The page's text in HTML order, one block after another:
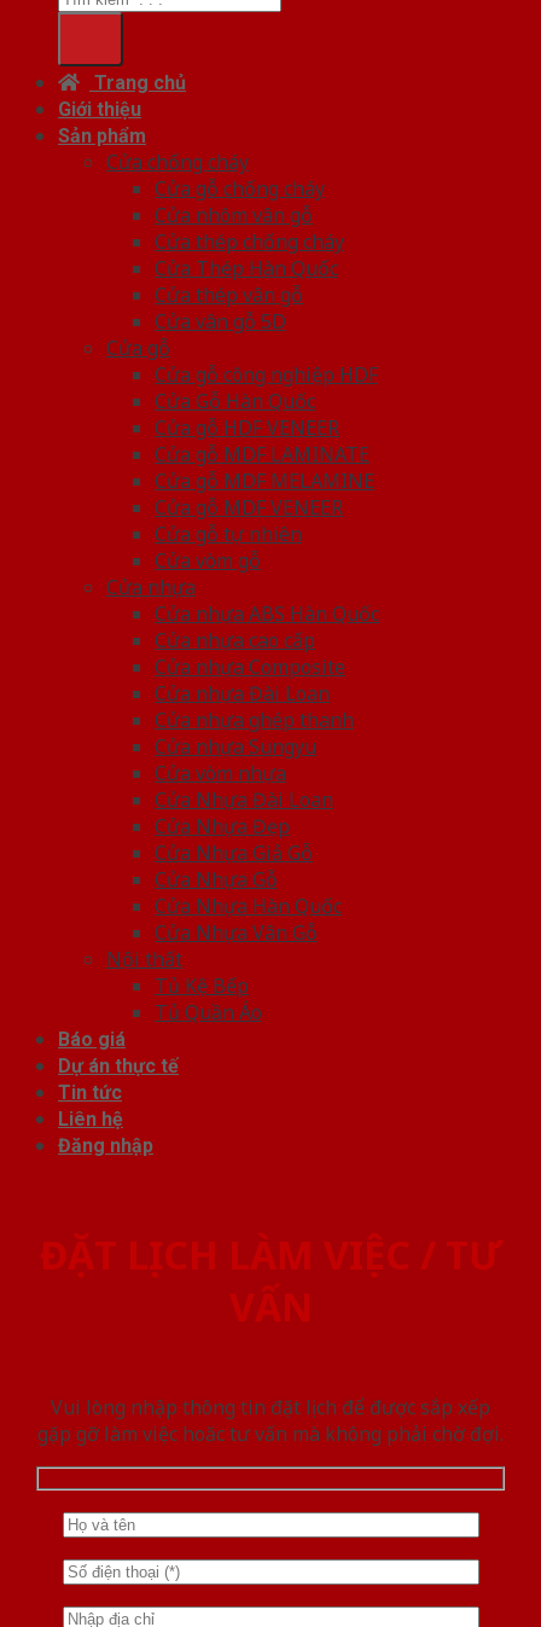
Trang chủ
Giới thiệu
Sản phẩm
Cửa chống cháy
Cửa gỗ chống cháy
Cửa nhôm vân gỗ
Cửa thép chống cháy
Cửa Thép Hàn Quốc
Cửa thép vân gỗ
Cửa vân gỗ 5D
Cửa gỗ
Cửa gỗ công nghiệp HDF
Cửa Gỗ Hàn Quốc
Cửa gỗ HDF VENEER
Cửa gỗ MDF LAMINATE
Cửa gỗ MDF MELAMINE
Cửa gỗ MDF VENEER
Cửa gỗ tự nhiên
Cửa vòm gỗ
Cửa nhựa
Cửa nhựa ABS Hàn Quốc
Cửa nhựa cao cấp
Cửa nhựa Composite
Cửa nhựa Đài Loan
Cửa nhựa ghép thanh
Cửa nhựa Sungyu
Cửa vòm nhựa
Cửa Nhựa Đài Loan
Cửa Nhựa Đẹp
Cửa Nhựa Giả Gỗ
Cửa Nhựa Gỗ
Cửa Nhựa Hàn Quốc
Cửa Nhựa Vân Gỗ
Nội thất
Tủ Kệ Bếp
Tủ Quần Áo
Báo giá
Dự án thực tế
Tin tức
Liên hệ
Đăng nhập
ĐẶT LỊCH LÀM VIỆC / TƯ
VẤN
Vui lòng nhập thông tin đặt lịch để được sắp xếp
gặp gỡ làm việc hoăc tư vấn mà không phải chờ đợi.